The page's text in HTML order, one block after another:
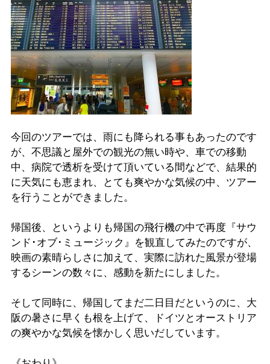
今回のツアーでは、雨にも降られる事もあったのです
が、不思議と屋外での観光の無い時や、車での移動
中、病院で透析を受けて頂いている間などで、結果的
に天気にも恵まれ、とても爽やかな気候の中、ツアー
を行うことができました。
帰国後、というよりも帰国の飛行機の中で再度『サウ
ンド･オブ･ミュージック』を観直してみたのですが、
映画の素晴らしさに加えて、実際に訪れた風景が登場
するシーンの数々に、感動を新たにしました。
そして同時に、帰国してまだ二日目だというのに、大
阪の暑さに早くも根を上げて、ドイツとオーストリア
の爽やかな気候を懐かしく思いだしています。